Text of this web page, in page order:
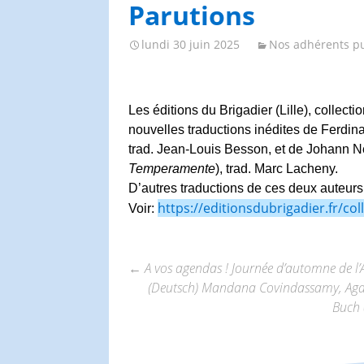
Parutions
lundi 30 juin 2025 Nos adhérents
Les éditions du Brigadier (Lille),
nouvelles traductions inédites de
trad. Jean-Louis Besson, et de Johann
Temperamente), trad. Marc Lacheny.
D’autres traductions de ces deux
Voir: https://editionsdubrigadier.fr/
Navigation
← A vos agendas ! Journée d’automne de
(Deutsch) Mandana Covindassamy,